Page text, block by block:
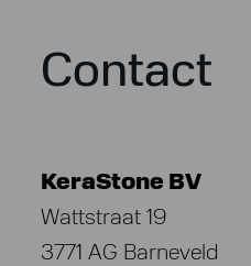
Contact
KeraStone BV
Wattstraat 19
3771 AG Barneveld